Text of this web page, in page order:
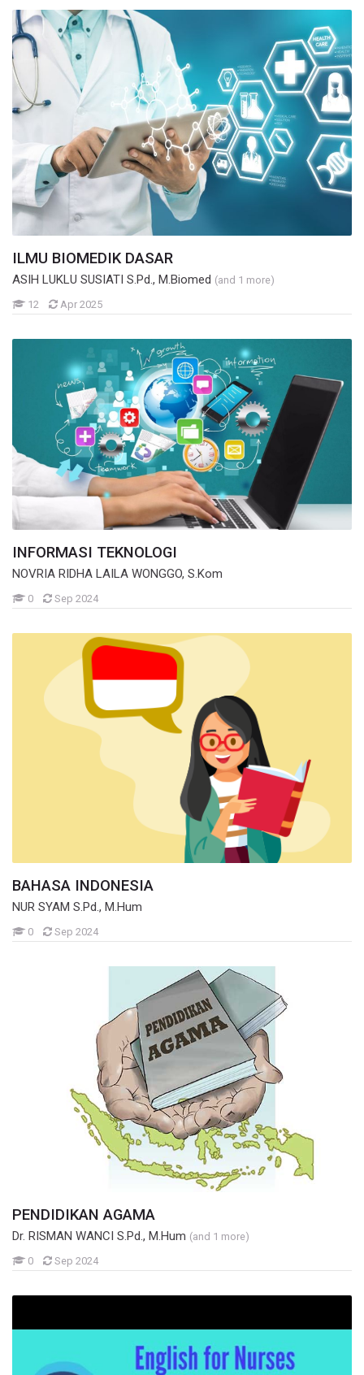
ILMU BIOMEDIK DASAR
ASIH LUKLU SUSIATI S.Pd., M.Biomed (and 1 more)
12 Mahasiswa
Apr 2025
INFORMASI TEKNOLOGI
NOVRIA RIDHA LAILA WONGGO, S.Kom
0Mahasiswa
Sep 2024
BAHASA INDONESIA
NUR SYAM S.Pd., M.Hum
0Mahasiswa
Sep 2024
PENDIDIKAN AGAMA
Dr. RISMAN WANCI S.Pd., M.Hum (and 1 more)
0Mahasiswa
Sep 2024